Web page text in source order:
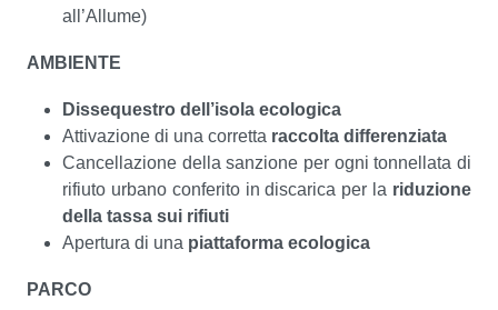
all’Allume)
AMBIENTE
Dissequestro dell’isola ecologica
Attivazione di una corretta raccolta differenziata
Cancellazione della sanzione per ogni tonnellata di
rifiuto urbano conferito in discarica per la riduzione
della tassa sui rifiuti
Apertura di una piattaforma ecologica
PARCO